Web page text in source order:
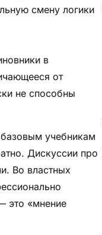
смену логики
в
от
не способны
учебникам
Дискуссии про
Во властных
это «мнение